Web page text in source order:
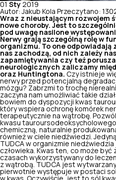
01 Sty 2019
Autor: Jakub Kola Przeczytano:
Wraz z nieustającym rozwojem
nowe choroby. Jest to
pod uwagę nasilone
Nerwy grają szczególną rolę w
organizmu. To one odpowiadają
nas zachodzą, od nich zależy
zapamiętywania czy też
neurologicznych zaliczamy
oraz Huntingtona. Czy istnieje
nerwyprzed potencjalną
mózgu? Zabrzmi to trochę
zaczyna nam umożliwiać takie
bowiem do dyspozycji kwas
który wspiera ochronę komórek
terapeutycznie na wątrobę.
kwasu
chemiczną, naturalnie
również w ciele niedźwiedzi.
TUDCA w organizmie
człowieka. Kwas ten, co może
czasach wykorzystywany do
z wątrobą. TUDCA jest
pierwotnie występuje w postaci
w kwas. Oczywiście, jest to sól